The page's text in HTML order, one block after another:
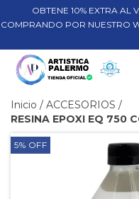
OBTENE 10% EXTRA AL
COMPRANDO POR NUESTRO
Inicio / ACCESORIOS /
RESINA EPOXI EQ 750
5% OFF